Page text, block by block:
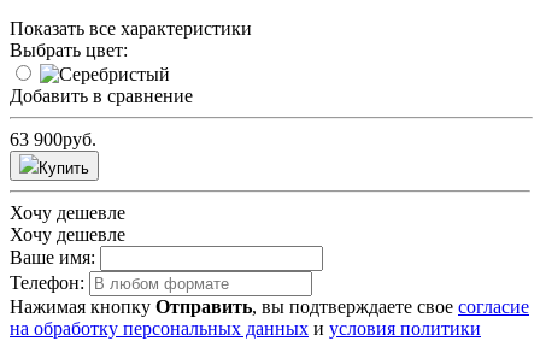
Показать все характеристики
Выбрать цвет:
Добавить в сравнение
63 900руб.
Купить
Хочу дешевле
Хочу дешевле
Ваше имя:
Телефон:
Нажимая кнопку Отправить, вы подтверждаете свое согласие
на обработку персональных данных и условия политики